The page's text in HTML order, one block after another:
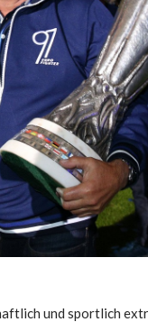
und sportlich